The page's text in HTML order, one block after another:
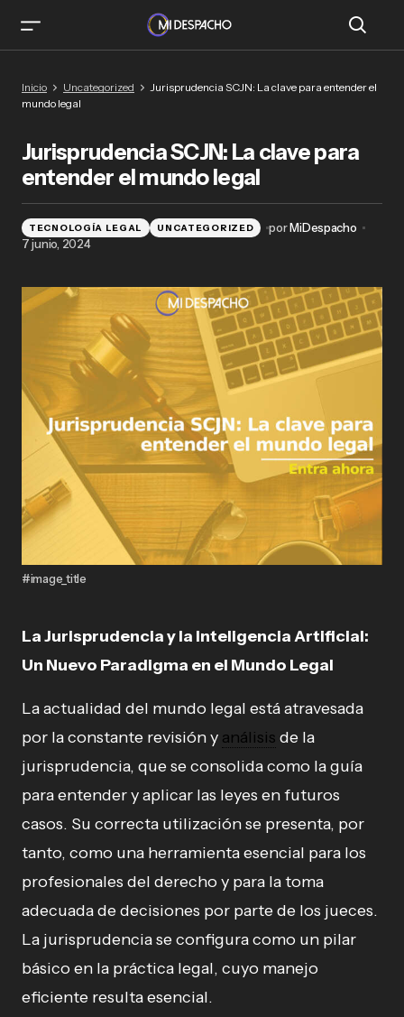
mundo legal
Inicio Uncategorized
Jurisprudencia SCJN: La clave para entender el
mundo legal
Jurisprudencia SCJN: La clave para
entender el mundo legal
TECNOLOGÍA LEGAL UNCATEGORIZED porMiDespacho
7 junio, 2024
#image_title
La Jurisprudencia y la Inteligencia Artificial:
Un Nuevo Paradigma en el Mundo Legal
La actualidad del mundo legal está atravesada
por la constante revisión y análisis de la
jurisprudencia, que se consolida como la guía
para entender y aplicar las leyes en futuros
casos. Su correcta utilización se presenta, por
tanto, como una herramienta esencial para los
profesionales del derecho y para la toma
adecuada de decisiones por parte de los jueces.
La jurisprudencia se configura como un pilar
básico en la práctica legal, cuyo manejo
eficiente resulta esencial.